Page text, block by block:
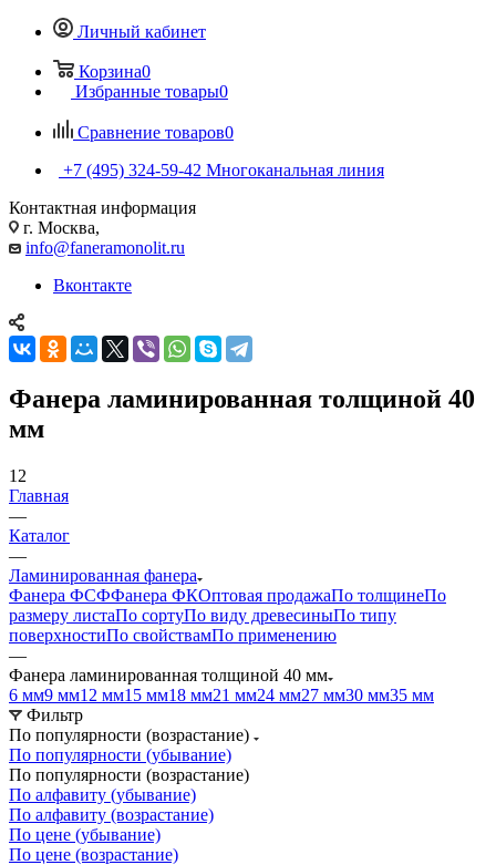
Личный кабинет
Корзина0
Избранные товары0
Сравнение товаров0
+7 (495) 324-59-42 Многоканальная линия
Контактная информация
г. Москва,
info@faneramonolit.ru
Вконтакте
Фанера ламинированная толщиной 40
мм
12
Главная
—
Каталог
—
Ламинированная фанера
Фанера ФСФФанера ФКОптовая продажаПо толщинеПо
размеру листаПо сортуПо виду древесиныПо типу
поверхностиПо свойствамПо применению
—
Фанера ламинированная толщиной 40 мм
6 мм9 мм12 мм15 мм18 мм21 мм24 мм27 мм30 мм35 мм
Фильтр
По популярности (возрастание)
По популярности (убывание)
По популярности (возрастание)
По алфавиту (убывание)
По алфавиту (возрастание)
По цене (убывание)
По цене (возрастание)